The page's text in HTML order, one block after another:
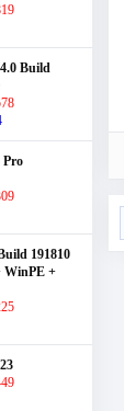
Build
Pro
191810
WinPE +